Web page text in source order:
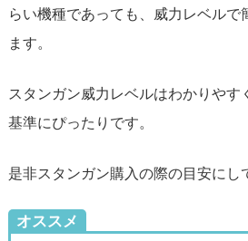
らい機種であっても、威力レベルで
ます。
スタンガン威力レベルはわかりやす
基準にぴったりです。
是非スタンガン購入の際の目安にし
オススメ